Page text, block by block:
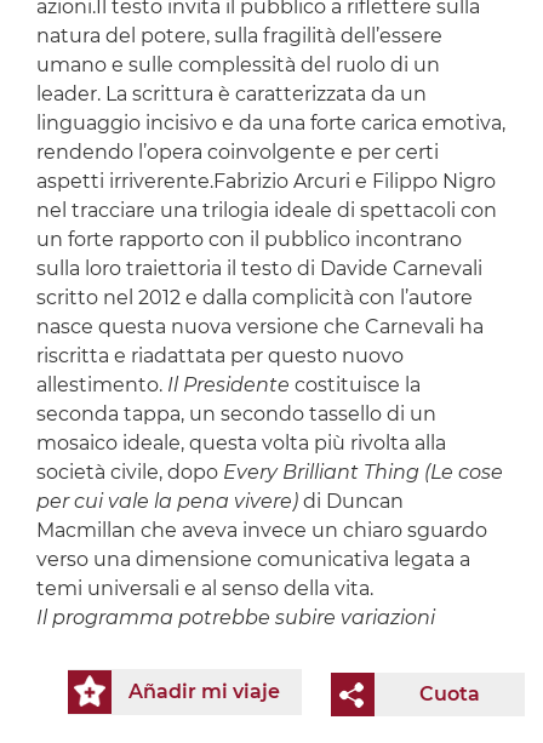
azioni.Il testo invita il pubblico a riflettere sulla
natura del potere, sulla fragilità dell’essere
umano e sulle complessità del ruolo di un
leader. La scrittura è caratterizzata da un
linguaggio incisivo e da una forte carica emotiva,
rendendo l’opera coinvolgente e per certi
aspetti irriverente.Fabrizio Arcuri e Filippo Nigro
nel tracciare una trilogia ideale di spettacoli con
un forte rapporto con il pubblico incontrano
sulla loro traiettoria il testo di Davide Carnevali
scritto nel 2012 e dalla complicità con l’autore
nasce questa nuova versione che Carnevali ha
riscritta e riadattata per questo nuovo
allestimento. Il Presidente costituisce la
seconda tappa, un secondo tassello di un
mosaico ideale, questa volta più rivolta alla
società civile, dopo Every Brilliant Thing (Le cose
per cui vale la pena vivere) di Duncan
Macmillan che aveva invece un chiaro sguardo
verso una dimensione comunicativa legata a
temi universali e al senso della vita.
Il programma potrebbe subire variazioni
Cuota
Añadir mi viaje